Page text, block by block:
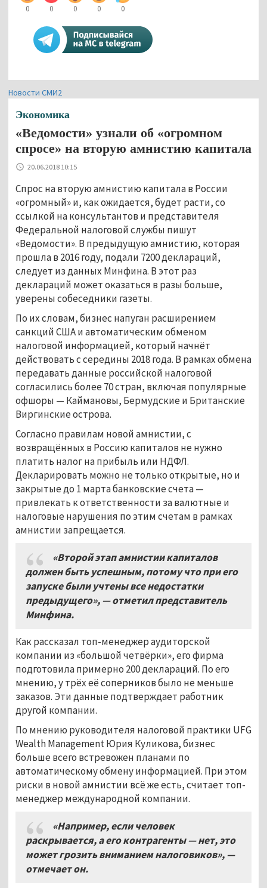
0 0 0 0 0
Новости СМИ2
Экономика
«Ведомости» узнали об «огромном
спросе» на вторую амнистию капитала
20.06.2018 10:15
Спрос на вторую амнистию капитала в России
«огромный» и, как ожидается, будет расти, со
ссылкой на консультантов и представителя
Федеральной налоговой службы пишут
«Ведомости». В предыдущую амнистию, которая
прошла в 2016 году, подали 7200 деклараций,
следует из данных Минфина. В этот раз
деклараций может оказаться в разы больше,
уверены собеседники газеты.
По их словам, бизнес напуган расширением
санкций США и автоматическим обменом
налоговой информацией, который начнёт
действовать с середины 2018 года. В рамках обмена
передавать данные российской налоговой
согласились более 70 стран, включая популярные
офшоры — Каймановы, Бермудские и Британские
Виргинские острова.
Согласно правилам новой амнистии, с
возвращённых в Россию капиталов не нужно
платить налог на прибыль или НДФЛ.
Декларировать можно не только открытые, но и
закрытые до 1 марта банковские счета —
привлекать к ответственности за валютные и
налоговые нарушения по этим счетам в рамках
амнистии запрещается.
«Второй этап амнистии капиталов
должен быть успешным, потому что при его
запуске были учтены все недостатки
предыдущего», —отметил представитель
Минфина.
Как рассказал топ-менеджер аудиторской
компании из «большой четвёрки», его фирма
подготовила примерно 200 деклараций. По его
мнению, у трёх её соперников было не меньше
заказов. Эти данные подтверждает работник
другой компании.
По мнению руководителя налоговой практики UFG
Wealth Management Юрия Куликова, бизнес
больше всего встревожен планами по
автоматическому обмену информацией. При этом
риски в новой амнистии всё же есть, считает топ-
менеджер международной компании.
«Например, если человек
раскрывается, а его контрагенты — нет, это
может грозить вниманием налоговиков», —
отмечает он.